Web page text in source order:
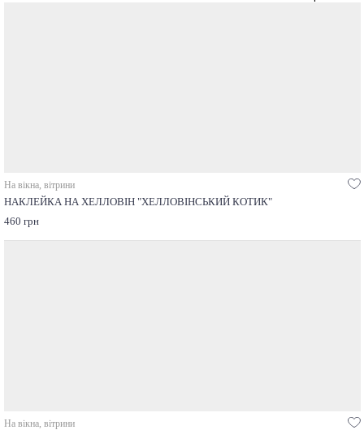
На вікна, вітрини
НАКЛЕЙКА НА ХЕЛЛОВІН "ХЕЛЛОВІНСЬКИЙ КОТИК"
460 грн
На вікна, вітрини